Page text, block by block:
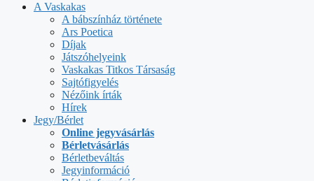
A Vaskakas
A bábszínház története
Ars Poetica
Díjak
Játszóhelyeink
Vaskakas Titkos Társaság
Sajtófigyelés
Nézőink írták
Hírek
Jegy/Bérlet
Online jegyvásárlás
Bérletvásárlás
Bérletbeváltás
Jegyinformáció